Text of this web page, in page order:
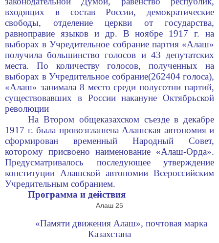
входящих в состав России, демократические
свободы, отделение церкви от государства,
равноправие языков и др. В ноябре 1917 г. на
выборах в Учредительное собрание партия «Алаш»
получила большинство голосов и 43 депутатских
места. По количеству голосов, полученных на
выборах в Учредительное собрание(262404 голоса),
«Алаш» занимала 8 место среди полусотни партий,
существовавших в России накануне Октябрьской
революции
На Втором общеказахском съезде в декабре
1917 г. была провозглашена Алашская автономия и
сформирован временный Народный Совет,
которому присвоено наименование «Алаш-Орда».
Предусматривалось последующее утверждение
конституции Алашской автономии Всероссийским
Учредительным собранием.
Программа и действия
Алаш 25
«Памяти движения Алаш», почтовая марка
Казахстана